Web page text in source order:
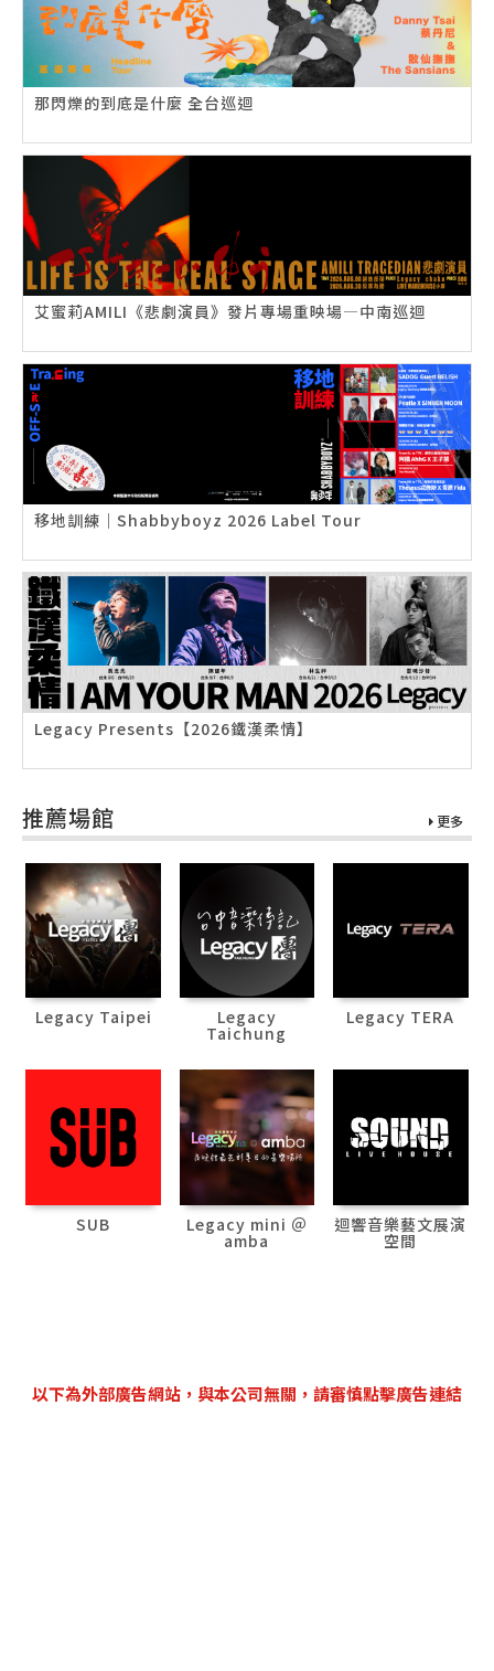
那閃爍的到底是什麼 全台巡迴
艾蜜莉AMILI《悲劇演員》發片專場重映場—中南巡迴
移地訓練｜Shabbyboyz 2026 Label Tour
Legacy Presents【2026鐵漢柔情】
推薦場館 更多
Legacy Taipei Legacy
Taichung
Legacy TERA
SUB Legacy mini ＠
amba
迴響音樂藝文展演
空間
以下為外部廣告網站，與本公司無關，請審慎點擊廣告連結